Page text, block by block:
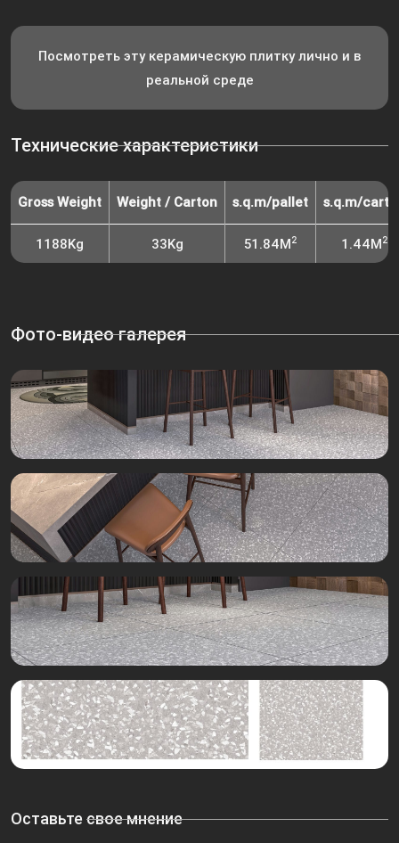
Посмотреть эту керамическую плитку лично и в
реальной среде
Технические характеристики
Gross Weight Weight / Carton s.q.m/pallet s.q.m/
1188Kg 33Kg 51.84M2 1.44M2
Фото-видео галерея
Оставьте свое мнение